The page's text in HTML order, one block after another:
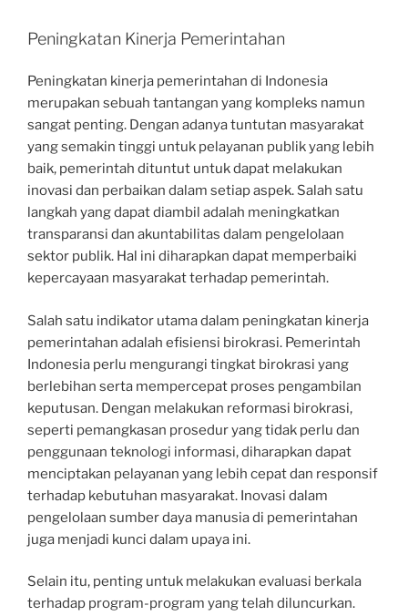
Peningkatan Kinerja Pemerintahan
Peningkatan kinerja pemerintahan di Indonesia
merupakan sebuah tantangan yang kompleks namun
sangat penting. Dengan adanya tuntutan masyarakat
yang semakin tinggi untuk pelayanan publik yang lebih
baik, pemerintah dituntut untuk dapat melakukan
inovasi dan perbaikan dalam setiap aspek. Salah satu
langkah yang dapat diambil adalah meningkatkan
transparansi dan akuntabilitas dalam pengelolaan
sektor publik. Hal ini diharapkan dapat memperbaiki
kepercayaan masyarakat terhadap pemerintah.
Salah satu indikator utama dalam peningkatan kinerja
pemerintahan adalah efisiensi birokrasi. Pemerintah
Indonesia perlu mengurangi tingkat birokrasi yang
berlebihan serta mempercepat proses pengambilan
keputusan. Dengan melakukan reformasi birokrasi,
seperti pemangkasan prosedur yang tidak perlu dan
penggunaan teknologi informasi, diharapkan dapat
menciptakan pelayanan yang lebih cepat dan responsif
terhadap kebutuhan masyarakat. Inovasi dalam
pengelolaan sumber daya manusia di pemerintahan
juga menjadi kunci dalam upaya ini.
Selain itu, penting untuk melakukan evaluasi berkala
terhadap program-program yang telah diluncurkan.